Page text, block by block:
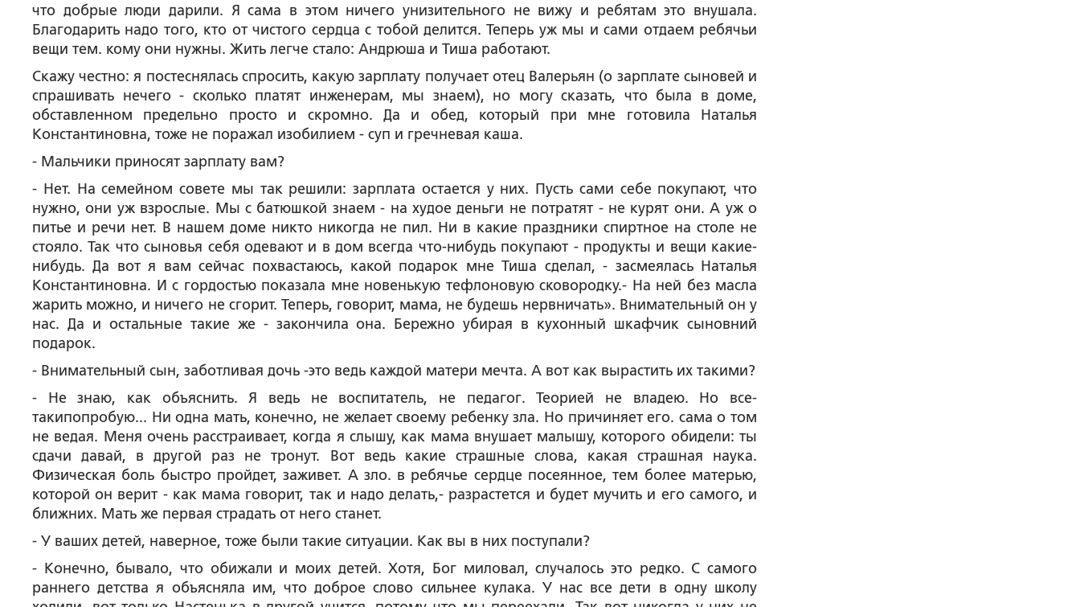
что добрые люди дарили. Я сама в этом ничего унизительного не вижу и ребятам это внушала.
Благодарить надо того, кто от чистого сердца с тобой делится. Теперь уж мы и сами отдаем ребячьи
вещи тем. кому они нужны. Жить легче стало: Андрюша и Тиша работают.
Скажу честно: я постеснялась спросить, какую зарплату получает отец Валерьян (о зарплате сыновей и
спрашивать нечего - сколько платят инженерам, мы знаем), но могу сказать, что была в доме,
обставленном предельно просто и скромно. Да и обед, который при мне готовила Наталья
Константиновна, тоже не поражал изобилием - суп и гречневая каша.
- Мальчики приносят зарплату вам?
- Нет. На семейном совете мы так решили: зарплата остается у них. Пусть сами себе покупают, что
нужно, они уж взрослые. Мы с батюшкой знаем - на худое деньги не потратят - не курят они. А уж о
питье и речи нет. В нашем доме никто никогда не пил. Ни в какие праздники спиртное на столе не
стояло. Так что сыновья себя одевают и в дом всегда что-нибудь покупают - продукты и вещи какие-
нибудь. Да вот я вам сейчас похвастаюсь, какой подарок мне Тиша сделал, - засмеялась Наталья
Константиновна. И с гордостью показала мне новенькую тефлоновую сковородку.- На ней без масла
жарить можно, и ничего не сгорит. Теперь, говорит, мама, не будешь нервничать». Внимательный он у
нас. Да и остальные такие же - закончила она. Бережно убирая в кухонный шкафчик сыновний
подарок.
- Внимательный сын, заботливая дочь -это ведь каждой матери мечта. А вот как вырастить их такими?
- Не знаю, как объяснить. Я ведь не воспитатель, не педагог. Теорией не владею. Но все-
такипопробую... Ни одна мать, конечно, не желает своему ребенку зла. Но причиняет его. сама о том
не ведая. Меня очень расстраивает, когда я слышу, как мама внушает малышу, которого обидели: ты
сдачи давай, в другой раз не тронут. Вот ведь какие страшные слова, какая страшная наука.
Физическая боль быстро пройдет, заживет. А зло. в ребячье сердце посеянное, тем более матерью,
которой он верит - как мама говорит, так и надо делать,- разрастется и будет мучить и его самого, и
ближних. Мать же первая страдать от него станет.
- У ваших детей, наверное, тоже были такие ситуации. Как вы в них поступали?
- Конечно, бывало, что обижали и моих детей. Хотя, Бог миловал, случалось это редко. С самого
раннего детства я объясняла им, что доброе слово сильнее кулака. У нас все дети в одну школу